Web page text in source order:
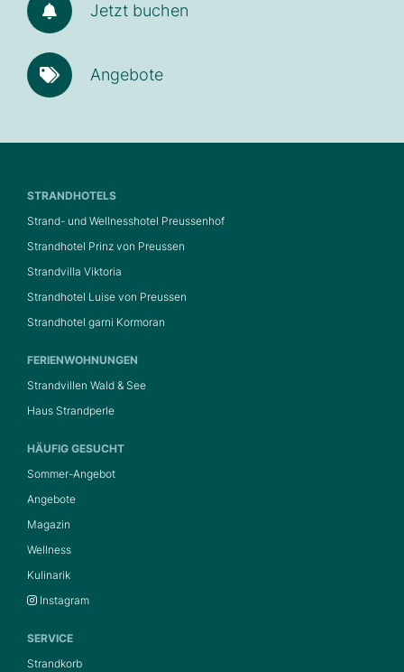
Jetzt buchen
Angebote
STRANDHOTELS
Strand- und Wellnesshotel Preussenhof
Strandhotel Prinz von Preussen
Strandvilla Viktoria
Strandhotel Luise von Preussen
Strandhotel garni Kormoran
FERIENWOHNUNGEN
Strandvillen Wald & See
Haus Strandperle
HÄUFIG GESUCHT
Sommer-Angebot
Angebote
Magazin
Wellness
Kulinarik
Instagram
SERVICE
Strandkorb